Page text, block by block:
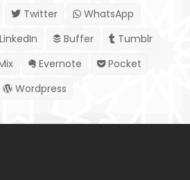
Twitter
WhatsApp
Buffer
Tumblr
Evernote
Pocket
Wordpress